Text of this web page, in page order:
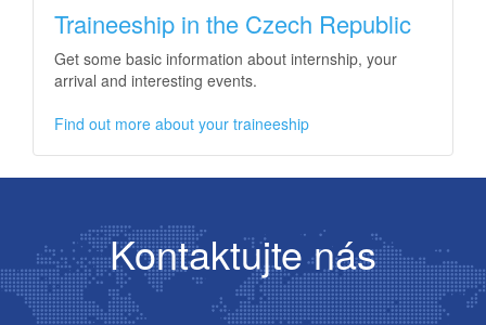
Traineeship in the Czech Republic
Get some basic information about internship, your
arrival and interesting events.
Find out more about your traineeship
Kontaktujte nás